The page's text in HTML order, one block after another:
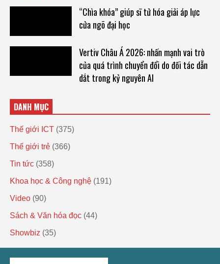
“Chìa khóa” giúp sĩ tử hóa giải áp lực
cửa ngõ đại học
Vertiv Châu Á 2026: nhấn mạnh vai trò
của quá trình chuyển đổi do đối tác dẫn
dắt trong kỷ nguyên AI
DANH MỤC
Thế giới ICT (375)
Thế giới trẻ (366)
Tin tức (358)
Khoa học & Công nghệ (191)
Video (90)
Sách & Văn hóa đọc (44)
Showbiz (35)